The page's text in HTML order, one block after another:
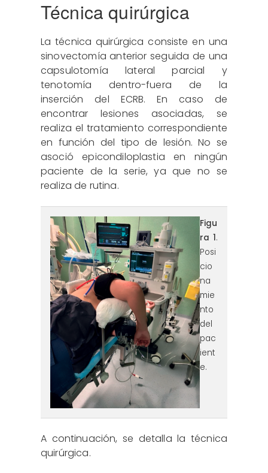
Técnica quirúrgica
La técnica quirúrgica consiste en una
sinovectomía anterior seguida de una
capsulotomía lateral parcial y
tenotomía dentro-fuera de la
inserción del ECRB. En caso de
encontrar lesiones asociadas, se
realiza el tratamiento correspondiente
en función del tipo de lesión. No se
asoció epicondiloplastia en ningún
paciente de la serie, ya que no se
realiza de rutina.
reaca.32385.fs2409019-
figura1.png
Figu
ra 1.
Posi
cio
na
mie
nto
del
pac
ient
e.
A continuación, se detalla la técnica
quirúrgica.